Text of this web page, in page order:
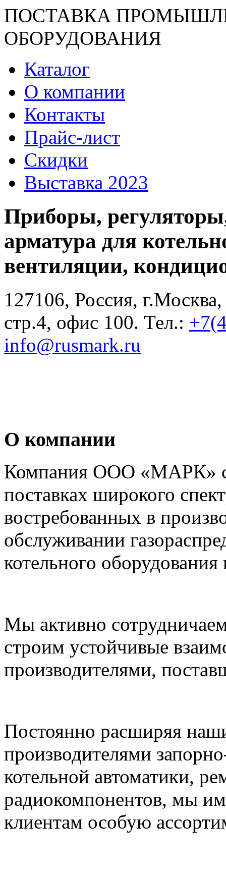
ПОСТАВКА
ОБОРУДОВАНИЯ
Каталог
О компании
Контакты
Прайс-лист
Скидки
Выставка 2023
Приборы,
арматура для
вентиляции,
127106, Россия,
стр.4, офис 100. Тел.:
info@rusmark.ru
О компании
Компания ООО «МАРК» с
поставках широкого
востребованных в
обслуживании
котельного оборудования
Мы активно
строим устойчивые
производителями,
Постоянно расширяя
производителями
котельной автоматики,
радиокомпонентов, мы
клиентам особую